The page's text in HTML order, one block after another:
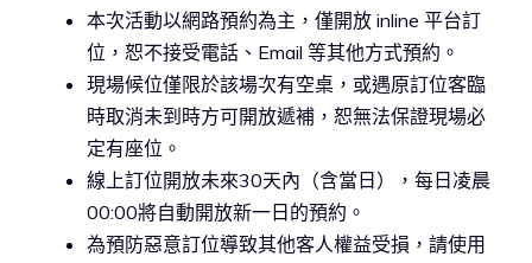
本次活動以網路預約為主，僅開放 inline 平台訂
位，恕不接受電話、Email 等其他方式預約。
現場候位僅限於該場次有空桌，或遇原訂位客臨
時取消未到時方可開放遞補，恕無法保證現場必
定有座位。
線上訂位開放未來30天內（含當日），每日凌晨
00:00將自動開放新一日的預約。
為預防惡意訂位導致其他客人權益受損，請使用